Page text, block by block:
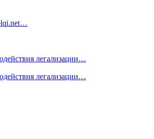
легализации…
легализации…